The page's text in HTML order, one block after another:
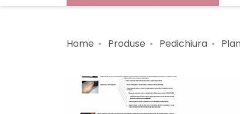
Home Produse Pedichiura